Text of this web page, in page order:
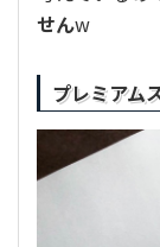
せんw
プレミアム